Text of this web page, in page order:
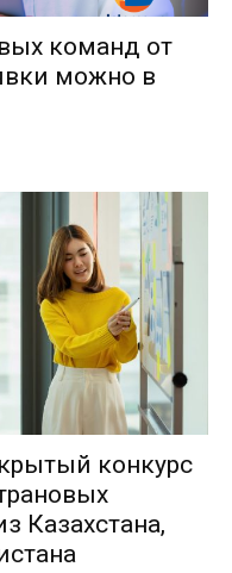
команд от
можно в
конкурс
Казахстана,